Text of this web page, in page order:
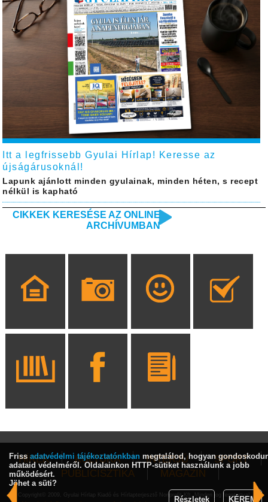
Itt a legfrissebb Gyulai Hírlap! Keresse az
újságárusoknál!
Lapunk ajánlott minden gyulainak, minden héten, s recept
nélkül is kapható
CIKKEK KERESÉSE AZ ONLINE
ARCHÍVUMBAN
HÍREK KULTÚRA INTERJÚ
SPORT
PUBLICISZTIKA
MAGAZIN
Copyright© 2009, Gyulai Hírlap Kiadó és Hírlapterjesztő Nonprofit Kft. Minden jog fenntartva!
Friss adatvédelmi tájékoztatónkban megtalálod, hogyan
adataid védelméről. Oldalainkon HTTP-sütiket használunk a jobb
működésért.
Jöhet a süti?
Részletek
KÉREM